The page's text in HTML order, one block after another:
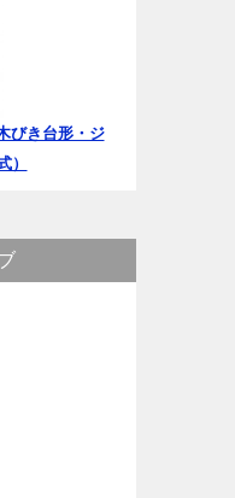
びき台形・ジ
）